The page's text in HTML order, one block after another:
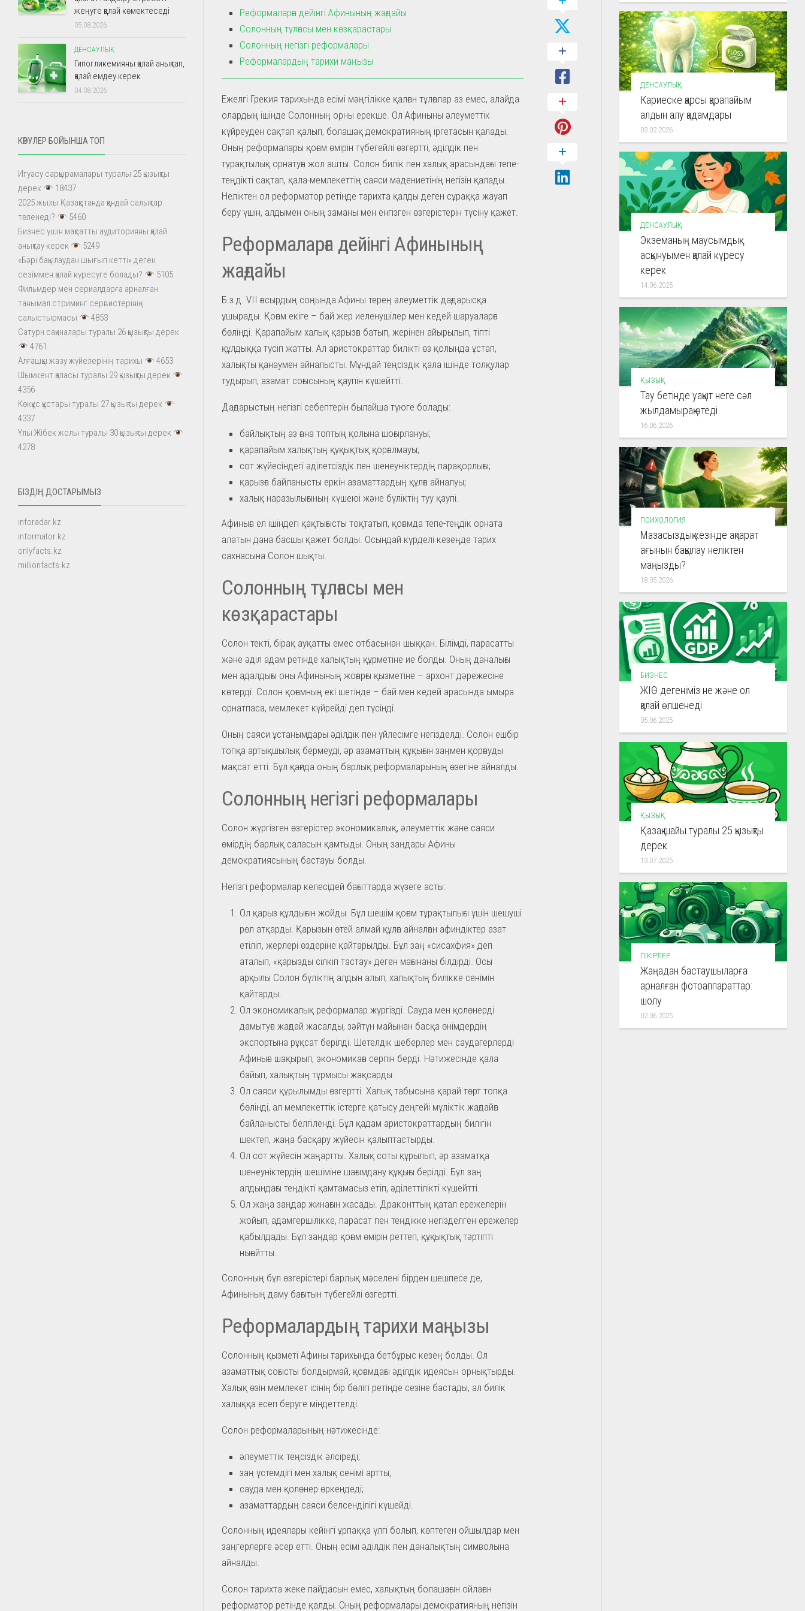
Реформаларға дейінгі Афинының жағдайы
Солонның тұлғасы мен көзқарастары
Солонның негізгі реформалары
Реформалардың тарихи маңызы
Ежелгі Грекия тарихында есімі мәңгілікке қалған тұлғалар аз емес, алайда
олардың ішінде Солонның орны ерекше. Ол Афиныны әлеуметтік
күйреуден сақтап қалып, болашақ демократияның іргетасын қалады.
Оның реформалары қоғам өмірін түбегейлі өзгертті, әділдік пен
тұрақтылық орнатуға жол ашты. Солон билік пен халық арасындағы тепе-
теңдікті сақтап, қала-мемлекеттің саяси мәдениетінің негізін қалады.
Неліктен ол реформатор ретінде тарихта қалды деген сұраққа жауап
беру үшін, алдымен оның заманы мен енгізген өзгерістерін түсіну қажет.
Реформаларға дейінгі Афинының
жағдайы
Б.з.д. VII ғасырдың соңында Афины терең әлеуметтік дағдарысқа
ұшырады. Қоғам екіге – бай жер иеленушілер мен кедей шаруаларға
бөлінді. Қарапайым халық қарызға батып, жерінен айырылып, тіпті
құлдыққа түсіп жатты. Ал аристократтар билікті өз қолында ұстап,
халықты қанаумен айналысты. Мұндай теңсіздік қала ішінде толқулар
тудырып, азамат соғысының қаупін күшейтті.
Дағдарыстың негізгі себептерін былайша түюге болады:
байлықтың аз ғана топтың қолына шоғырлануы;
қарапайым халықтың құқықтық қорғалмауы;
сот жүйесіндегі әділетсіздік пен шенеуніктердің парақорлығы;
қарызға байланысты еркін азаматтардың құлға айналуы;
халық наразылығының күшеюі және бүліктің туу қаупі.
Афиныға ел ішіндегі қақтығысты тоқтатып, қоғамда тепе-теңдік орната
алатын дана басшы қажет болды. Осындай күрделі кезеңде тарих
сахнасына Солон шықты.
Солонның тұлғасы мен
көзқарастары
Солон текті, бірақ ауқатты емес отбасынан шыққан. Білімді, парасатты
және әділ адам ретінде халықтың құрметіне ие болды. Оның даналығы
мен адалдығы оны Афинының жоғарғы қызметіне – архонт дәрежесіне
көтерді. Солон қоғамның екі шетінде – бай мен кедей арасында ымыра
орнатпаса, мемлекет күйрейді деп түсінді.
Оның саяси ұстанымдары әділдік пен үйлесімге негізделді. Солон ешбір
топқа артықшылық бермеуді, әр азаматтың құқығын заңмен қорғауды
мақсат етті. Бұл қағида оның барлық реформаларының өзегіне айналды.
Солонның негізгі реформалары
Солон жүргізген өзгерістер экономикалық, әлеуметтік және саяси
өмірдің барлық саласын қамтыды. Оның заңдары Афины
демократиясының бастауы болды.
Негізгі реформалар келесідей бағыттарда жүзеге асты:
Ол қарыз құлдығын жойды. Бұл шешім қоғам тұрақтылығы үшін шешуші
рөл атқарды. Қарызын өтей алмай құлға айналған афиндіктер азат
етіліп, жерлері өздеріне қайтарылды. Бұл заң «сисахфия» деп
аталып, «қарызды сілкіп тастау» деген мағынаны білдірді. Осы
арқылы Солон бүліктің алдын алып, халықтың билікке сенімін
қайтарды.
Ол экономикалық реформалар жүргізді. Сауда мен қолөнерді
дамытуға жағдай жасалды, зәйтүн майынан басқа өнімдердің
экспортына рұқсат берілді. Шетелдік шеберлер мен саудагерлерді
Афиныға шақырып, экономикаға серпін берді. Нәтижесінде қала
байып, халықтың тұрмысы жақсарды.
Ол саяси құрылымды өзгертті. Халық табысына қарай төрт топқа
бөлінді, ал мемлекеттік істерге қатысу деңгейі мүліктік жағдайға
байланысты белгіленді. Бұл қадам аристократтардың билігін
шектеп, жаңа басқару жүйесін қалыптастырды.
Ол сот жүйесін жаңартты. Халық соты құрылып, әр азаматқа
шенеуніктердің шешіміне шағымдану құқығы берілді. Бұл заң
алдындағы теңдікті қамтамасыз етіп, әділеттілікті күшейтті.
Ол жаңа заңдар жинағын жасады. Драконттың қатал ережелерін
жойып, адамгершілікке, парасат пен теңдікке негізделген ережелер
қабылдады. Бұл заңдар қоғам өмірін реттеп, құқықтық тәртіпті
нығайтты.
Солонның бұл өзгерістері барлық мәселені бірден шешпесе де,
Афинының даму бағытын түбегейлі өзгертті.
Реформалардың тарихи маңызы
Солонның қызметі Афины тарихында бетбұрыс кезең болды. Ол
азаматтық соғысты болдырмай, қоғамдағы әділдік идеясын орнықтырды.
Халық өзін мемлекет ісінің бір бөлігі ретінде сезіне бастады, ал билік
халыққа есеп беруге міндеттелді.
Солон реформаларының нәтижесінде:
әлеуметтік теңсіздік әлсіреді;
заң үстемдігі мен халық сенімі артты;
сауда мен қолөнер өркендеді;
азаматтардың саяси белсенділігі күшейді.
Солонның идеялары кейінгі ұрпаққа үлгі болып, көптеген ойшылдар мен
заңгерлерге әсер етті. Оның есімі әділдік пен даналықтың символына
айналды.
Солон тарихта жеке пайдасын емес, халықтың болашағын ойлаған
реформатор ретінде қалды. Оның реформалары демократияның негізін
жеңуге қалай көмектеседі
05.08.2026
ДЕНСАУЛЫҚ
Гипогликемияны қалай анықтап,
қалай емдеу керек
04.08.2026
КӨРУЛЕР БОЙЫНША ТОП
Игуасу сарқырамалары туралы 25 қызықты
дерек
18437
2025 жылы Қазақстанда қандай салықтар
төленеді?
5460
Бизнес үшін мақсатты аудиторияны қалай
анықтау керек
5249
«Бәрі бақылаудан шығып кетті» деген
сезіммен қалай күресуге болады?
5105
Фильмдер мен сериалдарға арналған
танымал стриминг сервистерінің
салыстырмасы
4853
Сатурн сақиналары туралы 26 қызықты дерек
4761
Алғашқы жазу жүйелерінің тарихы
4653
Шымкент қаласы туралы 29 қызықты дерек
4356
Көкқұс құстары туралы 27 қызықты дерек
4337
Ұлы Жібек жолы туралы 30 қызықты дерек
4278
БІЗДІҢ ДОСТАРЫМЫЗ
inforadar.kz
informator.kz
onlyfacts.kz
millionfacts.kz
ДЕНСАУЛЫҚ
Кариеске қарсы қарапайым
алдын алу қадамдары
03.02.2026
ДЕНСАУЛЫҚ
Экземаның маусымдық
асқынуымен қалай күресу
керек
14.06.2025
ҚЫЗЫҚ
Тау бетінде уақыт неге сәл
жылдамырақ өтеді
16.06.2026
ПСИХОЛОГИЯ
Мазасыздық кезінде ақпарат
ағынын бақылау неліктен
маңызды?
18.05.2026
БИЗНЕС
ЖІӨ дегеніміз не және ол
қалай өлшенеді
05.06.2025
ҚЫЗЫҚ
Қазақ шайы туралы 25 қызықты
дерек
13.07.2025
ПІКІРЛЕР
Жаңадан бастаушыларға
арналған фотоаппараттар:
шолу
02.06.2025